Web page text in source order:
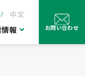
中文
報 お問い合わせ